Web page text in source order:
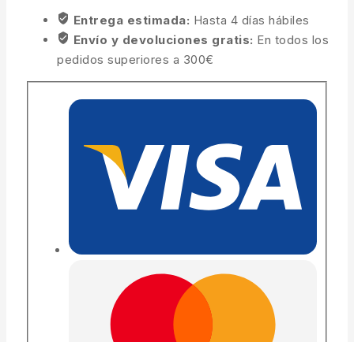
Entrega estimada: Hasta 4 días hábiles
Envío y devoluciones gratis: En todos los
pedidos superiores a 300€